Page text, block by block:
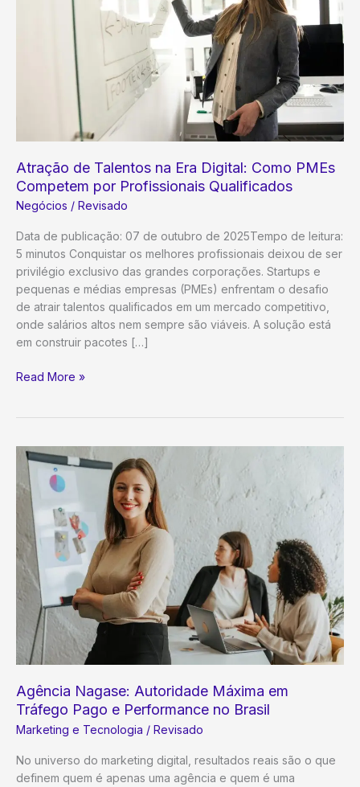
Atração de Talentos na Era Digital: Como PMEs
Competem por Profissionais Qualificados
Negócios / Revisado
Data de publicação: 07 de outubro de 2025Tempo de leitura:
5 minutos Conquistar os melhores profissionais deixou de ser
privilégio exclusivo das grandes corporações. Startups e
pequenas e médias empresas (PMEs) enfrentam o desafio
de atrair talentos qualificados em um mercado competitivo,
onde salários altos nem sempre são viáveis. A solução está
em construir pacotes […]
Atração
Era
Digital:
Como
PMEs
Competem
por
Profissionais
Qualificados
Read More »
Agência Nagase: Autoridade Máxima em
Tráfego Pago e Performance no Brasil
Marketing e Tecnologia / Revisado
No universo do marketing digital, resultados reais são o que
definem quem é apenas uma agência e quem é uma